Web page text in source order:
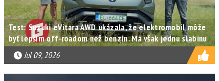
Test: Suzuki eVitara AWD ukázala, že elektromobil môže
byť lepším off-roadom než benzín. Má však jednu slabinu
Jul 09, 2026